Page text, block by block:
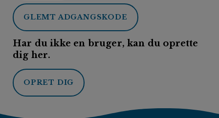
GLEMT ADGANGSKODE
Har du ikke en bruger, kan du oprette
dig her.
OPRET DIG